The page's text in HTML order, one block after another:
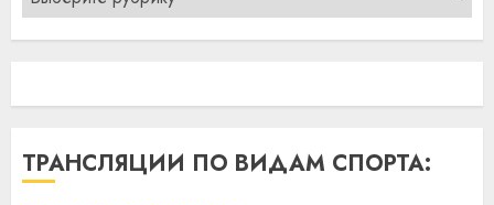
ТРАНСЛЯЦИИ ПО ВИДАМ СПОРТА: